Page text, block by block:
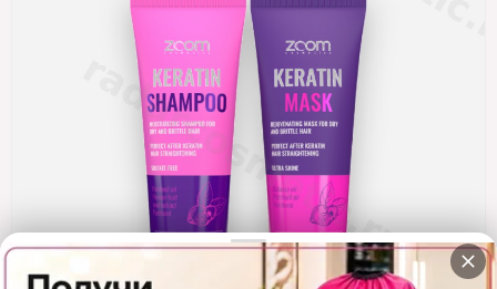
Завершающие маски